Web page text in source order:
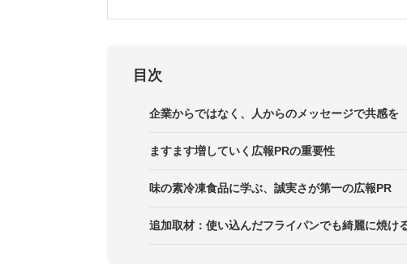
目次
企業からではなく、人からのメッセージで共感を
担当者自らがメッセージする文化
製品担当者からのメッセージで社内外にファ
プレスリリースは読んだときの情景、共創
ますます増していく広報PRの重要性
二年間で一気に加速した広報PR活動
15秒で表現できない、ちりばめられたこだ
味の素冷凍食品に学ぶ、誠実さが第一の広報PR
追加取材：使い込んだフライパンでも綺麗に焼け